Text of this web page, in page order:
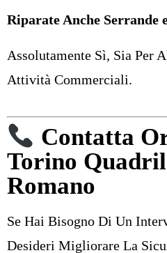
Riparate Anche Serrande
Assolutamente Sì, Sia Per
Attività Commerciali.
Contatta
Torino
Romano
Se Hai Bisogno Di Un
Desideri Migliorare La